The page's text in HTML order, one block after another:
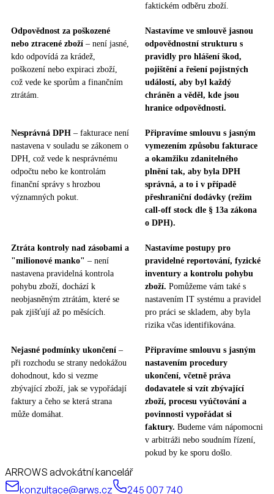
faktickém odběru zboží.
Odpovědnost za poškozené
nebo ztracené zboží – není jasné,
kdo odpovídá za krádež,
poškození nebo expiraci zboží,
což vede ke sporům a finančním
ztrátám.
Nastavíme ve smlouvě jasnou
odpovědnostní strukturu s
pravidly pro hlášení škod,
pojištění a řešení pojistných
událostí, aby byl každý
chráněn a věděl, kde jsou
hranice odpovědnosti.
Nesprávná DPH – fakturace není
nastavena v souladu se zákonem o
DPH, což vede k nesprávnému
odpočtu nebo ke kontrolám
finanční správy s hrozbou
významných pokut.
Připravíme smlouvu s jasným
vymezením způsobu fakturace
a okamžiku zdanitelného
plnění tak, aby byla DPH
správná, a to i v případě
přeshraniční dodávky (režim
call-off stock dle § 13a zákona
o DPH).
Ztráta kontroly nad zásobami a
"milionové manko" – není
nastavena pravidelná kontrola
pohybu zboží, dochází k
neobjasněným ztrátám, které se
pak zjišťují až po měsících.
Nastavíme postupy pro
pravidelné reportování, fyzické
inventury a kontrolu pohybu
zboží. Pomůžeme vám také s
nastavením IT systému a pravidel
pro práci se skladem, aby byla
rizika včas identifikována.
Nejasné podmínky ukončení –
při rozchodu se strany nedokážou
dohodnout, kdo si vezme
zbývající zboží, jak se vypořádají
faktury a čeho se která strana
může domáhat.
Připravíme smlouvu s jasným
nastavením procedury
ukončení, včetně práva
dodavatele si vzít zbývající
zboží, procesu vyúčtování a
povinnosti vypořádat si
faktury. Budeme vám nápomocni
v arbitráži nebo soudním řízení,
pokud by ke sporu došlo.
ARROWS advokátní kancelář
konzultace@arws.cz
245 007 740